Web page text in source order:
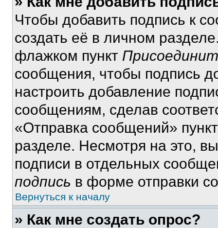
Чтобы добавить подпись к
создать её в личном
флажком пункт
сообщения, чтобы подпись
настроить добавление
сообщениям, сделав
«Отправка сообщений»
разделе. Несмотря на это,
подписи в отдельных
подпись в форме отправки
Вернуться к началу
» Как мне создать опрос?